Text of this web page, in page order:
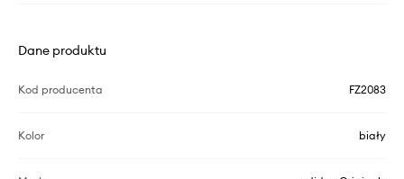
Dane produktu
Kod producenta FZ2083
Kolor biały